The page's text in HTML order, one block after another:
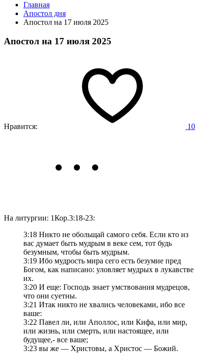
Главная
Апостол дня
Апостол на 17 июля 2025
Апостол на 17 июля 2025
Нравится: 10
На литургии: 1Кор.3:18-23:
3:18 Никто не обольщай самого себя. Если кто из
вас думает быть мудрым в веке сем, тот будь
безумным, чтобы быть мудрым.
3:19 Ибо мудрость мира сего есть безумие пред
Богом, как написано: уловляет мудрых в лукавстве
их.
3:20 И еще: Господь знает умствования мудрецов,
что они суетны.
3:21 Итак никто не хвались человеками, ибо все
ваше:
3:22 Павел ли, или Аполлос, или Кифа, или мир,
или жизнь, или смерть, или настоящее, или
будущее,- все ваше;
3:23 вы же — Христовы, а Христос — Божий.